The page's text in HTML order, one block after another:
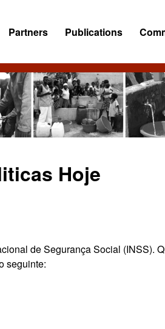
Partners Publications
Hoje
de Segurança Social (INSS).
seguinte: